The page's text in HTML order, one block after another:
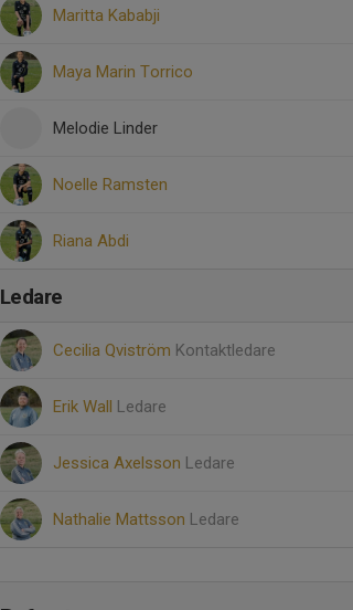
Maritta Kababji
Maya Marin Torrico
Melodie Linder
Noelle Ramsten
Riana Abdi
Ledare
Cecilia Qviström Kontaktledare
Erik Wall Ledare
Jessica Axelsson Ledare
Nathalie Mattsson Ledare